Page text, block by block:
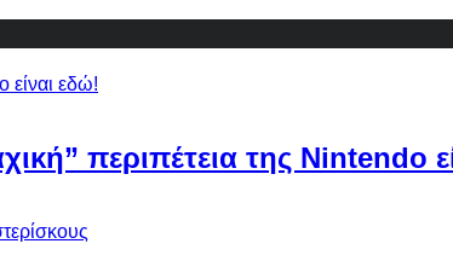
περιπέτεια της Nintendo